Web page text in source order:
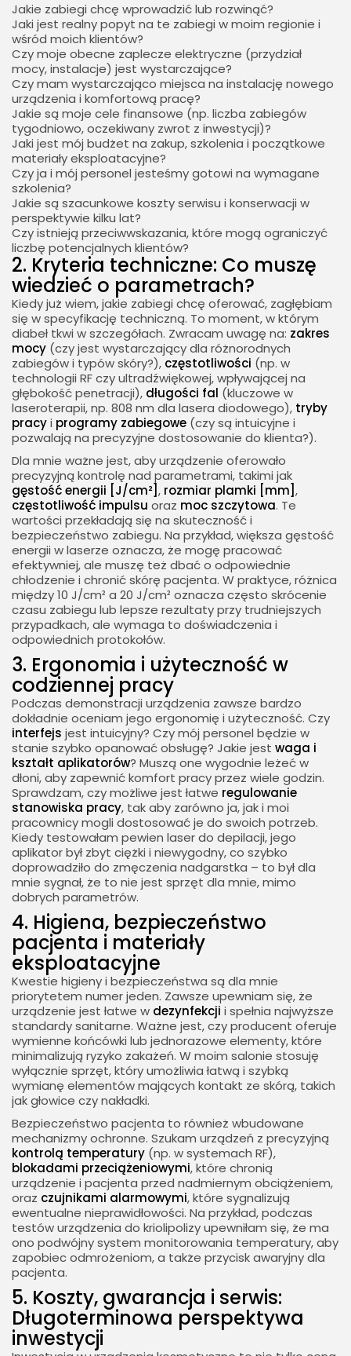
Jakie zabiegi chcę wprowadzić lub rozwinąć?
Jaki jest realny popyt na te zabiegi w moim regionie i
wśród moich klientów?
Czy moje obecne zaplecze elektryczne (przydział
mocy, instalacje) jest wystarczające?
Czy mam wystarczająco miejsca na instalację nowego
urządzenia i komfortową pracę?
Jakie są moje cele finansowe (np. liczba zabiegów
tygodniowo, oczekiwany zwrot z inwestycji)?
Jaki jest mój budżet na zakup, szkolenia i początkowe
materiały eksploatacyjne?
Czy ja i mój personel jesteśmy gotowi na wymagane
szkolenia?
Jakie są szacunkowe koszty serwisu i konserwacji w
perspektywie kilku lat?
Czy istnieją przeciwwskazania, które mogą ograniczyć
liczbę potencjalnych klientów?
2. Kryteria techniczne: Co muszę
wiedzieć o parametrach?
Kiedy już wiem, jakie zabiegi chcę oferować, zagłębiam
się w specyfikację techniczną. To moment, w którym
diabeł tkwi w szczegółach. Zwracam uwagę na: zakres
mocy (czy jest wystarczający dla różnorodnych
zabiegów i typów skóry?), częstotliwości (np. w
technologii RF czy ultradźwiękowej, wpływającej na
głębokość penetracji), długości fal (kluczowe w
laseroterapii, np. 808 nm dla lasera diodowego), tryby
pracyi programy zabiegowe (czy są intuicyjne i
pozwalają na precyzyjne dostosowanie do klienta?).
Dla mnie ważne jest, aby urządzenie oferowało
precyzyjną kontrolę nad parametrami, takimi jak
gęstość energii [J/cm²] , rozmiar plamki [mm] ,
częstotliwość impulsu oraz moc szczytowa. Te
wartości przekładają się na skuteczność i
bezpieczeństwo zabiegu. Na przykład, większa gęstość
energii w laserze oznacza, że mogę pracować
efektywniej, ale muszę też dbać o odpowiednie
chłodzenie i chronić skórę pacjenta. W praktyce, różnica
między 10 J/cm² a 20 J/cm² oznacza często skrócenie
czasu zabiegu lub lepsze rezultaty przy trudniejszych
przypadkach, ale wymaga to doświadczenia i
odpowiednich protokołów.
3. Ergonomia i użyteczność w
codziennej pracy
Podczas demonstracji urządzenia zawsze bardzo
dokładnie oceniam jego ergonomię i użyteczność. Czy
interfejs jest intuicyjny? Czy mój personel będzie w
stanie szybko opanować obsługę? Jakie jest waga i
kształt aplikatorów? Muszą one wygodnie leżeć w
dłoni, aby zapewnić komfort pracy przez wiele godzin.
Sprawdzam, czy możliwe jest łatwe regulowanie
stanowiska pracy, tak aby zarówno ja, jak i moi
pracownicy mogli dostosować je do swoich potrzeb.
Kiedy testowałam pewien laser do depilacji, jego
aplikator był zbyt ciężki i niewygodny, co szybko
doprowadziło do zmęczenia nadgarstka – to był dla
mnie sygnał, że to nie jest sprzęt dla mnie, mimo
dobrych parametrów.
4. Higiena, bezpieczeństwo
pacjenta i materiały
eksploatacyjne
Kwestie higieny i bezpieczeństwa są dla mnie
priorytetem numer jeden. Zawsze upewniam się, że
urządzenie jest łatwe w dezynfekcji i spełnia najwyższe
standardy sanitarne. Ważne jest, czy producent oferuje
wymienne końcówki lub jednorazowe elementy, które
minimalizują ryzyko zakażeń. W moim salonie stosuję
wyłącznie sprzęt, który umożliwia łatwą i szybką
wymianę elementów mających kontakt ze skórą, takich
jak głowice czy nakładki.
Bezpieczeństwo pacjenta to również wbudowane
mechanizmy ochronne. Szukam urządzeń z precyzyjną
kontrolą temperatury (np. w systemach RF),
blokadami przeciążeniowymi, które chronią
urządzenie i pacjenta przed nadmiernym obciążeniem,
oraz czujnikami alarmowymi, które sygnalizują
ewentualne nieprawidłowości. Na przykład, podczas
testów urządzenia do kriolipolizy upewniłam się, że ma
ono podwójny system monitorowania temperatury, aby
zapobiec odmrożeniom, a także przycisk awaryjny dla
pacjenta.
5. Koszty, gwarancja i serwis:
Długoterminowa perspektywa
inwestycji